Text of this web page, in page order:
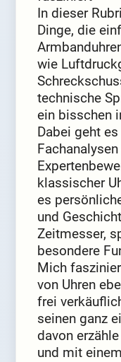
In dieser
Dinge, die
wie
technische
ein bisschen
Dabei geht
klassischer
es
und
Zeitmesser,
besondere
Mich
von Uhren
frei
seinen ganz
davon
und mit